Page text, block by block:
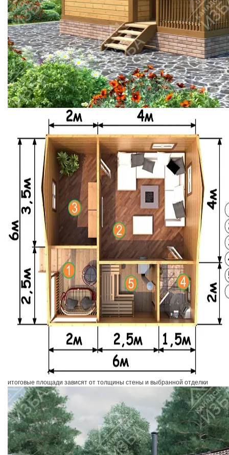
итоговые площади зависят от толщины стены и выбранной отделки